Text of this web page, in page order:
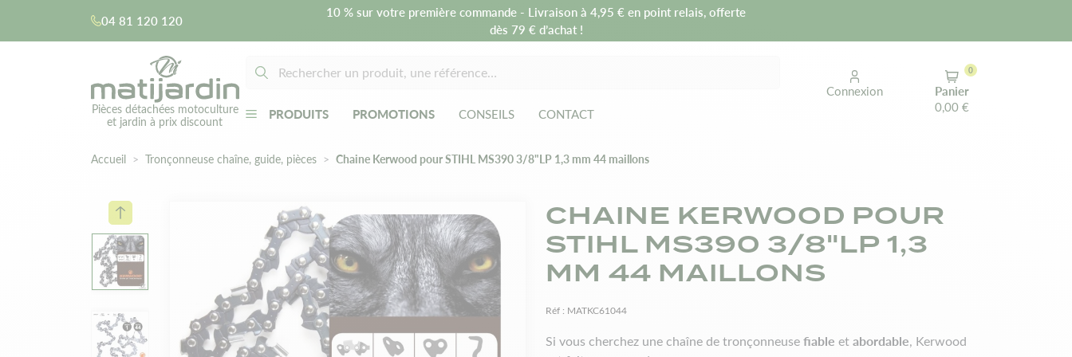
04 81 120 120
10 % sur votre première commande - Livraison à 4,95 € en point relais, offerte
dès 79 € d’achat !
Pièces détachées motoculture
et jardin à prix discount
PRODUITS PROMOTIONS CONSEILS CONTACT
Connexion
Panier
0,00 €
0
Accueil Tronçonneuse chaîne, guide, pièces Chaine Kerwood pour STIHL MS390 3/8"LP 1,3 mm 44 maillons
CHAINE KERWOOD POUR
STIHL MS390 3/8"LP 1,3
MM 44 MAILLONS
Réf : MATKC61044
Si vous cherchez une chaîne de tronçonneusefiable etabordable, Kerwood